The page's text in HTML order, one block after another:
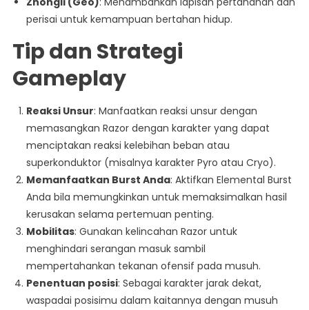
perisai untuk kemampuan bertahan hidup.
Tip dan Strategi
Gameplay
Reaksi Unsur: Manfaatkan reaksi unsur dengan
memasangkan Razor dengan karakter yang dapat
menciptakan reaksi kelebihan beban atau
superkonduktor (misalnya karakter Pyro atau Cryo).
Memanfaatkan Burst Anda: Aktifkan Elemental Burst
Anda bila memungkinkan untuk memaksimalkan hasil
kerusakan selama pertemuan penting.
Mobilitas: Gunakan kelincahan Razor untuk
menghindari serangan masuk sambil
mempertahankan tekanan ofensif pada musuh.
Penentuan posisi: Sebagai karakter jarak dekat,
waspadai posisimu dalam kaitannya dengan musuh